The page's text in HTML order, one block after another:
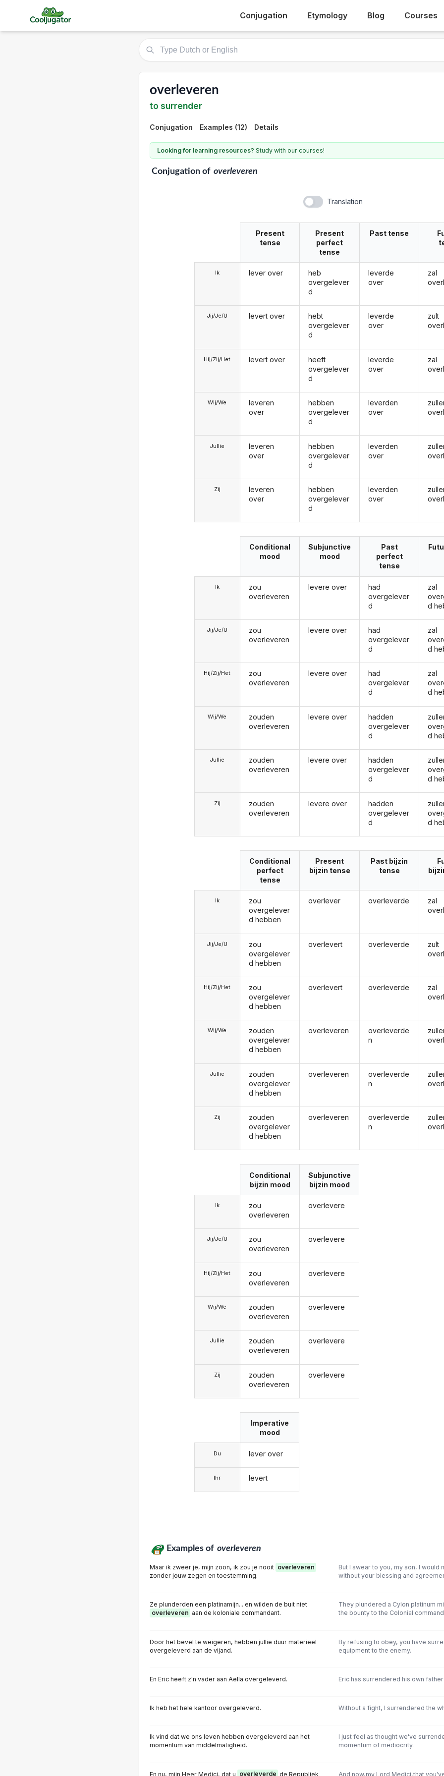
Conjugation Etymology Blog Courses
overleveren
to surrender
Conjugation Examples (12) Details
Looking for learning resources? Study with our courses!
Conjugationof overleveren
Translation
Ik
Jij/Je/U
Hij/Zij/Het
Wij/We
Jullie
Zij
Present
tense
lever over
levert over
levert over
leveren
over
leveren
over
leveren
over
Present
perfect
tense
heb
overgelever
d
hebt
overgelever
d
heeft
overgelever
d
hebben
overgelever
d
hebben
overgelever
d
hebben
overgelever
d
Past tense
leverde
over
leverde
over
leverde
over
leverden
over
leverden
over
leverden
over
zal
zult
zal
Ik
Jij/Je/U
Hij/Zij/Het
Wij/We
Jullie
Zij
Conditional
mood
zou
overleveren
zou
overleveren
zou
overleveren
zouden
overleveren
zouden
overleveren
zouden
overleveren
Subjunctive
mood
levere over
levere over
levere over
levere over
levere over
levere over
Past
perfect
tense
had
overgelever
d
had
overgelever
d
had
overgelever
d
hadden
overgelever
d
hadden
overgelever
d
hadden
overgelever
d
zal
d
zal
d
zal
d
d
d
d
Ik
Jij/Je/U
Hij/Zij/Het
Wij/We
Jullie
Zij
Conditional
perfect
tense
zou
overgelever
d hebben
zou
overgelever
d hebben
zou
overgelever
d hebben
zouden
overgelever
d hebben
zouden
overgelever
d hebben
zouden
overgelever
d hebben
Present
bijzin tense
overlever
overlevert
overlevert
overleveren
overleveren
overleveren
Past bijzin
tense
overleverde
overleverde
overleverde
overleverde
n
overleverde
n
overleverde
n
zal
zult
zal
Ik
Jij/Je/U
Hij/Zij/Het
Wij/We
Jullie
Zij
Conditional
bijzin mood
zou
overleveren
zou
overleveren
zou
overleveren
zouden
overleveren
zouden
overleveren
zouden
overleveren
Subjunctive
bijzin mood
overlevere
overlevere
overlevere
overlevere
overlevere
overlevere
Du
Ihr
Imperative
mood
lever over
levert
Examples of overleveren
Maar ik zweer je, mijn zoon, ik zou je nooit overleveren
zonder jouw zegen en toestemming.
But I swear to you, my son, I would
without your blessing and
Ze plunderden een platinamijn... en wilden de buit niet
overleveren aan de koloniale commandant.
They plundered a Cylon platinum
the bounty to the Colonial
Door het bevel te weigeren, hebben jullie duur materieel
overgeleverd aan de vijand.
By refusing to obey, you have
equipment to the enemy.
En Eric heeft z'n vader aan Aella overgeleverd. Eric has surrendered his own
Ik heb het hele kantoor overgeleverd. Without a fight, I surrendered the
Ik vind dat we ons leven hebben overgeleverd aan het
momentum van middelmatigheid.
I just feel as thought we've
momentum of mediocrity.
En nu, mijn Heer Medici, dat u overleverde de Republiek And now,my Lord Medici,that